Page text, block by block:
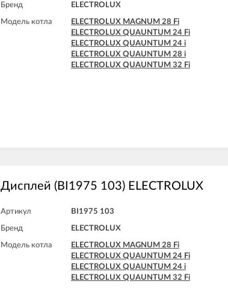
Бренд ELECTROLUX
Модель котла
ELECTROLUX MAGNUM 28 Fi
ELECTROLUX QUAUNTUM 24 Fi
ELECTROLUX QUAUNTUM 24 i
ELECTROLUX QUAUNTUM 28 i
ELECTROLUX QUAUNTUM 32 Fi
Дисплей (BI1975 103) ELECTROLUX
Артикул BI1975 103
Бренд ELECTROLUX
Модель котла
ELECTROLUX MAGNUM 28 Fi
ELECTROLUX QUAUNTUM 24 Fi
ELECTROLUX QUAUNTUM 24 i
ELECTROLUX QUAUNTUM 32 Fi